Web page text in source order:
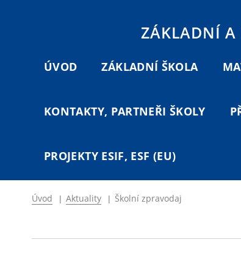
ZÁKLADNÍ A
ÚVOD ZÁKLADNÍ ŠKOLA
KONTAKTY, PARTNEŘI ŠKOLY
PROJEKTY ESIF, ESF (EU)
Úvod | Aktuality | Školní zpravodaj